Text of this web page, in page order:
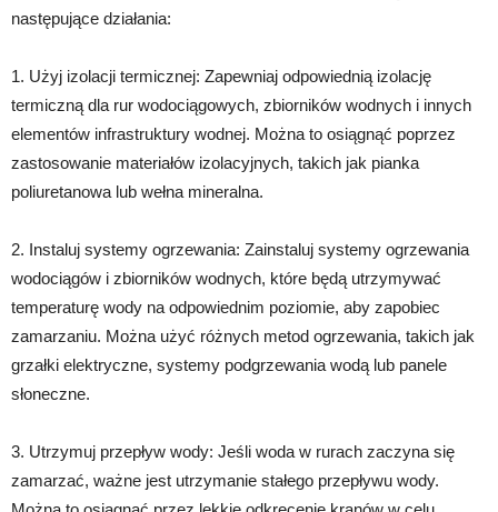
następujące działania:
1. Użyj izolacji termicznej: Zapewniaj odpowiednią izolację
termiczną dla rur wodociągowych, zbiorników wodnych i innych
elementów infrastruktury wodnej. Można to osiągnąć poprzez
zastosowanie materiałów izolacyjnych, takich jak pianka
poliuretanowa lub wełna mineralna.
2. Instaluj systemy ogrzewania: Zainstaluj systemy ogrzewania
wodociągów i zbiorników wodnych, które będą utrzymywać
temperaturę wody na odpowiednim poziomie, aby zapobiec
zamarzaniu. Można użyć różnych metod ogrzewania, takich jak
grzałki elektryczne, systemy podgrzewania wodą lub panele
słoneczne.
3. Utrzymuj przepływ wody: Jeśli woda w rurach zaczyna się
zamarzać, ważne jest utrzymanie stałego przepływu wody.